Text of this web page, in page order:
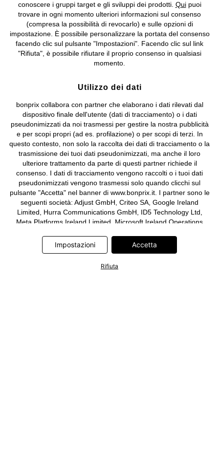
©2026 bonprix.Tutti i diritti riservati.
bonprix S.r.l. con socio unico, sede legale: via Adua 33 - 13855
Valdengo (BI) C.F. 01510910027 - P.I. 01939830020, Reg. Imprese di
Biella n. 01510910027, R.E.A. BI - 171345, N. Reg. Pile:
IT09060P00000858, N. Reg. AEE: IT08020000002105 Capitale
Sociale: euro 1.000.000 i.v, Società soggetta all'attività di direzione
e coordinamento di bonprix Beteiligungs -Verwaltungsgesellschaft
conoscere i gruppi target e gli sviluppi dei prodotti. Quipuoi
trovare in ogni momento ulteriori informazioni sul consenso
(compresa la possibilità di revocarlo) e sulle opzioni di
impostazione. È possibile personalizzare la portata del consenso
facendo clic sul pulsante "Impostazioni". Facendo clic sul link
"Rifiuta", è possibile rifiutare il proprio consenso in qualsiasi
momento.
Utilizzo dei dati
bonprix collabora con partner che elaborano i dati rilevati dal
dispositivo finale dell'utente (dati di tracciamento) o i dati
pseudonimizzati da noi trasmessi per gestire la nostra pubblicità
e per scopi propri (ad es. profilazione) o per scopi di terzi. In
questo contesto, non solo la raccolta dei dati di tracciamento o la
trasmissione dei tuoi dati pseudonimizzati, ma anche il loro
ulteriore trattamento da parte di questi partner richiede il
consenso. I dati di tracciamento vengono raccolti o i tuoi dati
pseudonimizzati vengono trasmessi solo quando clicchi sul
pulsante "Accetta" nel banner di www.bonprix.it. I partner sono le
seguenti società: Adjust GmbH, Criteo SA, Google Ireland
Limited, Hurra Communications GmbH, ID5 Technology Ltd,
Meta Platforms Ireland Limited, Microsoft Ireland Operations
Information Technologies UK Limited. Ulteriori informazioni sul
trattamento dei dati da parte di questi partner sono disponibili
accessibile anche tramite un link nel banner.
Impostazioni Accetta
Rifiuta